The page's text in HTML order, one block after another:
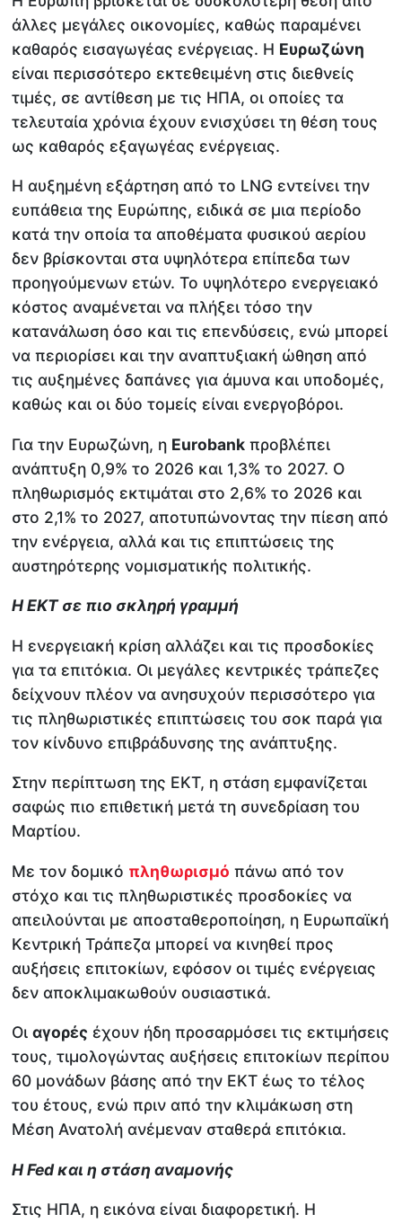
άλλες μεγάλες οικονομίες, καθώς παραμένει
καθαρός εισαγωγέας ενέργειας. Η Ευρωζώνη
είναι περισσότερο εκτεθειμένη στις διεθνείς
τιμές, σε αντίθεση με τις ΗΠΑ, οι οποίες τα
τελευταία χρόνια έχουν ενισχύσει τη θέση τους
ως καθαρός εξαγωγέας ενέργειας.
Η αυξημένη εξάρτηση από το LNG εντείνει την
ευπάθεια της Ευρώπης, ειδικά σε μια περίοδο
κατά την οποία τα αποθέματα φυσικού αερίου
δεν βρίσκονται στα υψηλότερα επίπεδα των
προηγούμενων ετών. Το υψηλότερο ενεργειακό
κόστος αναμένεται να πλήξει τόσο την
κατανάλωση όσο και τις επενδύσεις, ενώ μπορεί
να περιορίσει και την αναπτυξιακή ώθηση από
τις αυξημένες δαπάνες για άμυνα και υποδομές,
καθώς και οι δύο τομείς είναι ενεργοβόροι.
Για την Ευρωζώνη, η Eurobank προβλέπει
ανάπτυξη 0,9% το 2026 και 1,3% το 2027. Ο
πληθωρισμός εκτιμάται στο 2,6% το 2026 και
στο 2,1% το 2027, αποτυπώνοντας την πίεση από
την ενέργεια, αλλά και τις επιπτώσεις της
αυστηρότερης νομισματικής πολιτικής.
Η ΕΚΤ σε πιο σκληρή γραμμή
Η ενεργειακή κρίση αλλάζει και τις προσδοκίες
για τα επιτόκια. Οι μεγάλες κεντρικές τράπεζες
δείχνουν πλέον να ανησυχούν περισσότερο για
τις πληθωριστικές επιπτώσεις του σοκ παρά για
τον κίνδυνο επιβράδυνσης της ανάπτυξης.
Στην περίπτωση της ΕΚΤ, η στάση εμφανίζεται
σαφώς πιο επιθετική μετά τη συνεδρίαση του
Μαρτίου.
Με τον δομικό πληθωρισμό πάνω από τον
στόχο και τις πληθωριστικές προσδοκίες να
απειλούνται με αποσταθεροποίηση, η Ευρωπαϊκή
Κεντρική Τράπεζα μπορεί να κινηθεί προς
αυξήσεις επιτοκίων, εφόσον οι τιμές ενέργειας
δεν αποκλιμακωθούν ουσιαστικά.
Οιαγορές έχουν ήδη προσαρμόσει τις εκτιμήσεις
τους, τιμολογώντας αυξήσεις επιτοκίων περίπου
60 μονάδων βάσης από την ΕΚΤ έως το τέλος
του έτους, ενώ πριν από την κλιμάκωση στη
Μέση Ανατολή ανέμεναν σταθερά επιτόκια.
Η Fed και η στάση αναμονής
Στις ΗΠΑ, η εικόνα είναι διαφορετική. Η